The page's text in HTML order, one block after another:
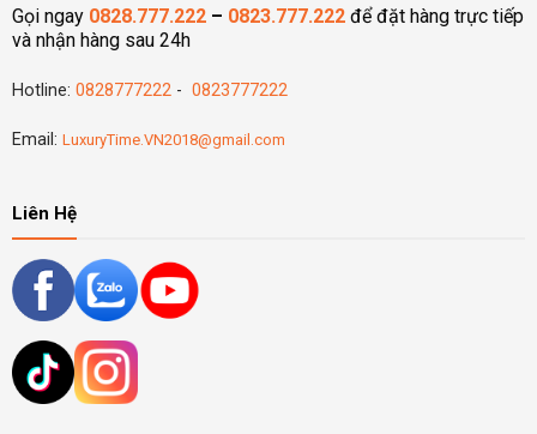
Gọi ngay 0828.777.222– 0823.777.222để đặt hàng trực tiếp
và nhận hàng sau 24h
Hotline: 0828777222- 0823777222
Email: LuxuryTime.VN2018@gmail.com
Liên Hệ